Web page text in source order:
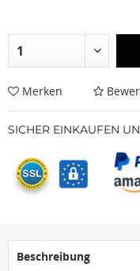
Merken
SICHER EINKAUFEN
Beschreibung